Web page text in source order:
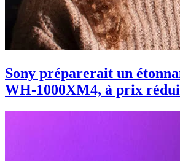
Sony préparerait un
WH-1000XM4, à prix